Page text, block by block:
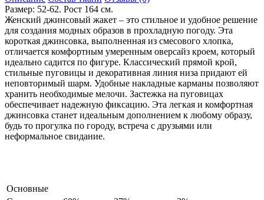
Размер: 52-62. Рост 164 см.
Женский джинсовый жакет – это стильное и удобное решение
для создания модных образов в прохладную погоду. Эта
короткая джинсовка, выполненная из смесового хлопка,
отличается комфортным умеренным оверсайз кроем, который
идеально садится по фигуре. Классический прямой крой,
стильные пуговицы и декоративная линия низа придают ей
неповторимый шарм. Удобные накладные карманы позволяют
хранить необходимые мелочи. Застежка на пуговицах
обеспечивает надежную фиксацию. Эта легкая и комфортная
джинсовка станет идеальным дополнением к любому образу,
будь то прогулка по городу, встреча с друзьями или
неформальное свидание.
Основные